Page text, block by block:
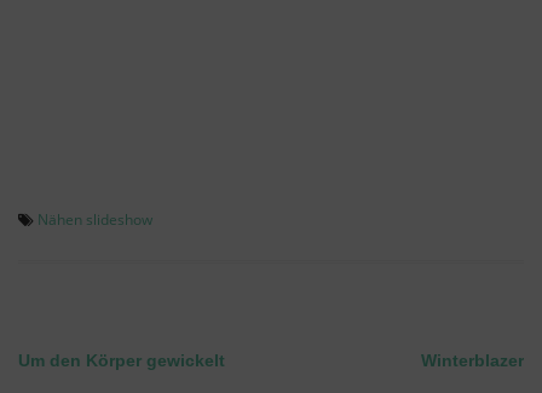
Nähen slideshow
Beitragsnavigation
Um den Körper gewickelt Winterblazer